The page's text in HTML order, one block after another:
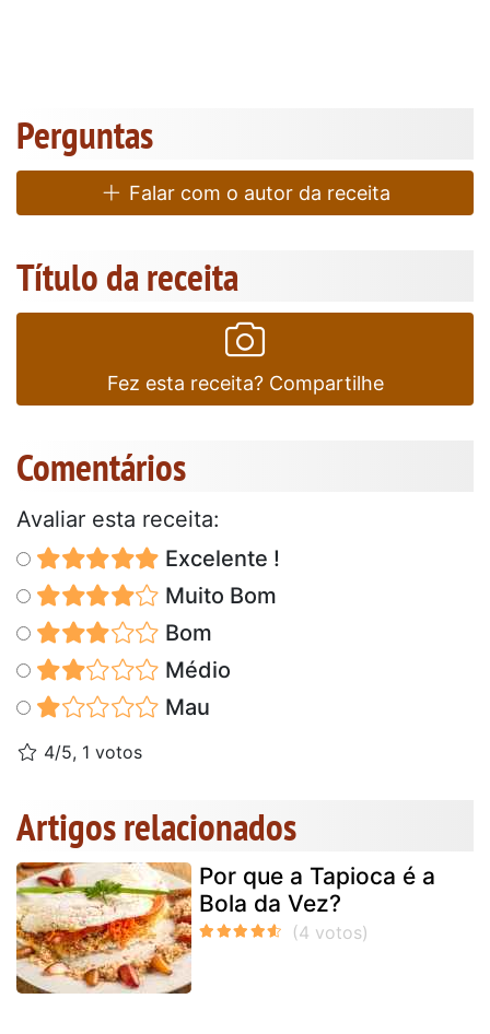
Perguntas
Falar com o autor da receita
Título da receita
Fez esta receita? Compartilhe
Comentários
Avaliar esta receita:
Excelente !
Muito Bom
Bom
Médio
Mau
4/5, 1 votos
Artigos relacionados
Por que a Tapioca é a
Bola da Vez?